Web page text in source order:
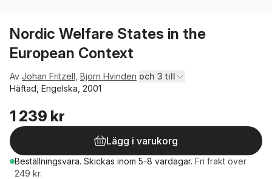
Nordic Welfare States in the
European Context
Av Johan Fritzell Bjorn Hvinden och 3 till
Häftad, Engelska, 2001
1 239 kr
Lägg i varukorg
Beställningsvara. Skickas inom 5-8 vardagar. Fri frakt över
249 kr.